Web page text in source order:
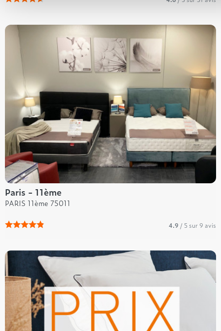
Paris - 11ème
PARIS 11ème 75011
4.9 / 5 sur 9 avis